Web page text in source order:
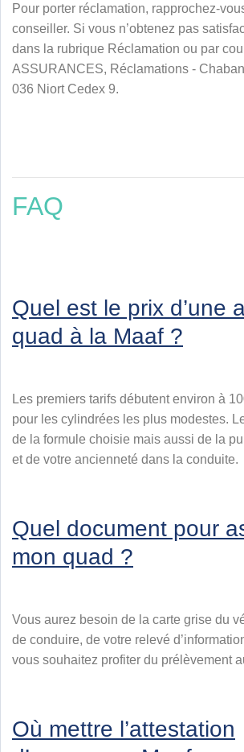
Pour porter réclamation, rapprochez-
conseiller. Si vous n’obtenez pas
dans la rubrique Réclamation ou par
ASSURANCES, Réclamations -
036 Niort Cedex 9.
FAQ
Quel est le prix d’une
quad à la Maaf ?
Les premiers tarifs débutent environ à
pour les cylindrées les plus modestes.
de la formule choisie mais aussi de la
et de votre ancienneté dans la conduite.
Quel document pour
mon quad ?
Vous aurez besoin de la carte grise du
de conduire, de votre relevé
vous souhaitez profiter du prélèvement
Où mettre l’attestation